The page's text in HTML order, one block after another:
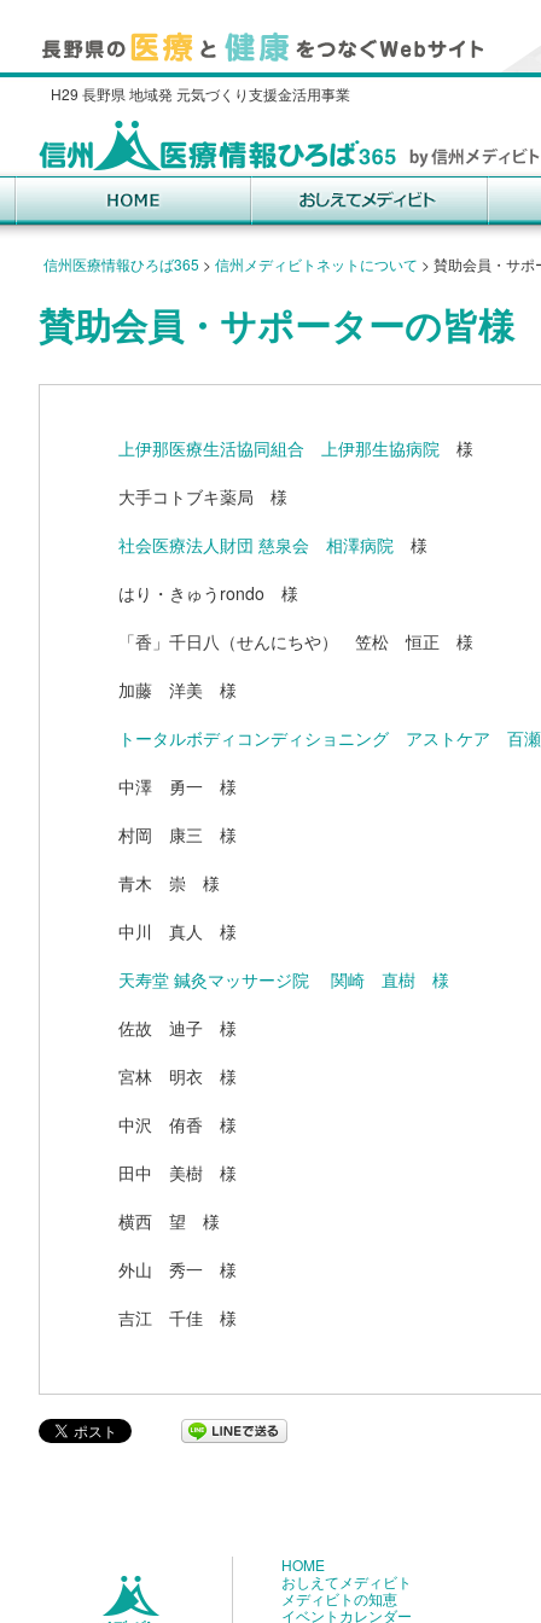
H29 長野県 地域発 元気づくり支援金活用事業
信州医療情報ひろば365 > 信州メディビトネットについて > 賛助会員・サポ
賛助会員・サポーターの皆様
上伊那医療生活協同組合 上伊那生協病院 様
大手コトブキ薬局 様
社会医療法人財団 慈泉会 相澤病院 様
はり・きゅうrondo 様
「香」千日八（せんにちや） 笠松 恒正 様
加藤 洋美 様
トータルボディコンディショニング アストケア
中澤 勇一 様
村岡 康三 様
青木 崇 様
中川 真人 様
天寿堂 鍼灸マッサージ院 関崎 直樹 様
佐故 迪子 様
宮林 明衣 様
中沢 侑香 様
田中 美樹 様
横西 望 様
外山 秀一 様
吉江 千佳 様
HOME
おしえてメディビト
メディビトの知恵
イベントカレンダー